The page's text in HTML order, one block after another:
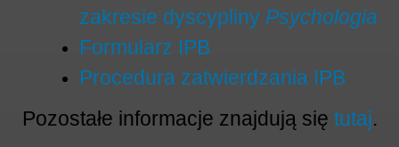
zakresie dyscypliny Psychologia
Formularz IPB
Procedura zatwierdzania IPB
Pozostałe informacje znajdują się tutaj.